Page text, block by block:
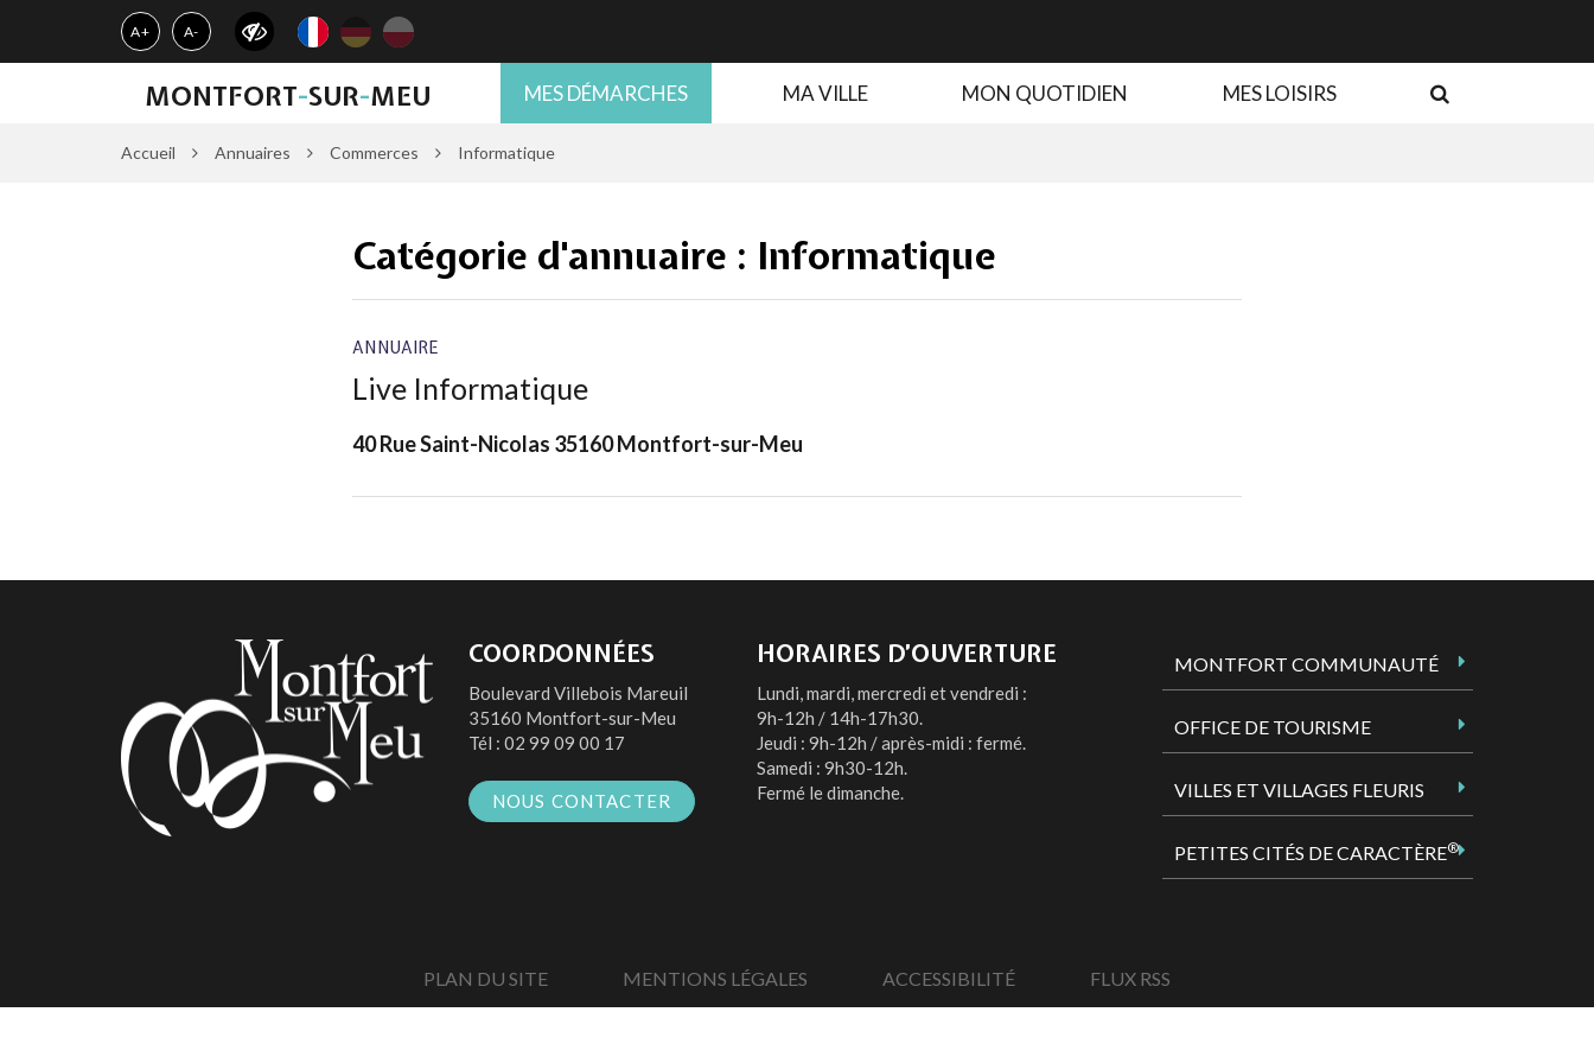
Gestion des traceurs
A+ A-
MONTFORT-SUR-MEU MES DÉMARCHES MA VILLE MON QUOTIDIEN MES LOISIRS
Accueil Annuaires Commerces Informatique
Catégorie d'annuaire : Informatique
ANNUAIRE
Live Informatique
40 Rue Saint-Nicolas 35160 Montfort-sur-Meu
COORDONNÉES
Boulevard Villebois Mareuil
35160 Montfort-sur-Meu
Tél : 02 99 09 00 17
NOUS CONTACTER
HORAIRES D’OUVERTURE
Lundi, mardi, mercredi et vendredi :
9h-12h / 14h-17h30.
Jeudi : 9h-12h / après-midi : fermé.
Samedi : 9h30-12h.
Fermé le dimanche.
MONTFORT COMMUNAUTÉ
OFFICE DE TOURISME
VILLES ET VILLAGES FLEURIS
PETITES CITÉS DE CARACTÈRE®
PLAN DU SITE MENTIONS LÉGALES ACCESSIBILITÉ FLUX RSS